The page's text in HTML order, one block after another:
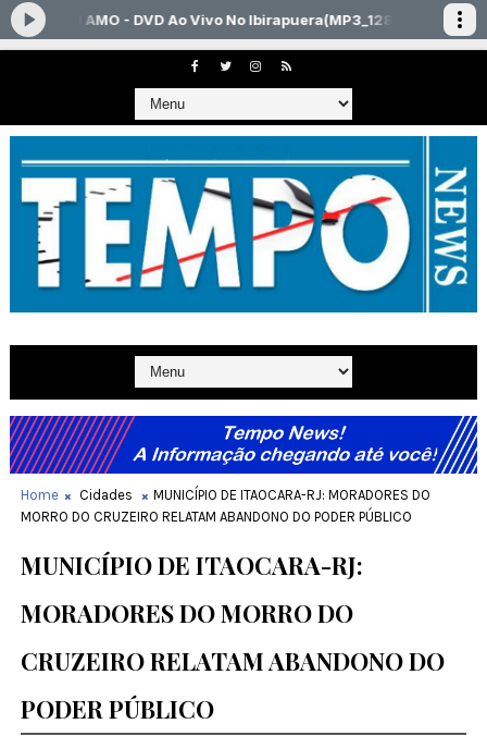
Home Cidades
MUNICÍPIO DE ITAOCARA-RJ: MORADORES DO
MORRO DO CRUZEIRO RELATAM ABANDONO DO PODER PÚBLICO
MUNICÍPIO DE ITAOCARA-RJ:
MORADORES DO MORRO DO
CRUZEIRO RELATAM ABANDONO DO
PODER PÚBLICO